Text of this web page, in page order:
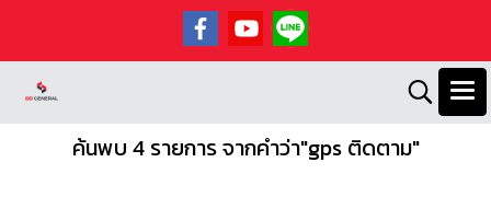
ค้นพบ 4 รายการ จากคำว่า"gps ติดตาม"